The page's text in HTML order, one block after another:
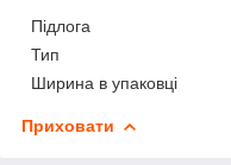
Підлога
Тип
Ширина в упаковці
Приховати